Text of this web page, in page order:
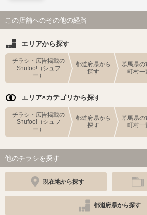
この店舗へのその他の経路
エリアから探す
チラシ・広告掲載の
Shufoo!（シュフ
ー）
都道府県から
探す
群馬県の
町村一
エリア×カテゴリから探す
チラシ・広告掲載の
Shufoo!（シュフ
ー）
都道府県から
探す
群馬県の
町村一
他のチラシを探す
現在地から探す
都道府県から探す